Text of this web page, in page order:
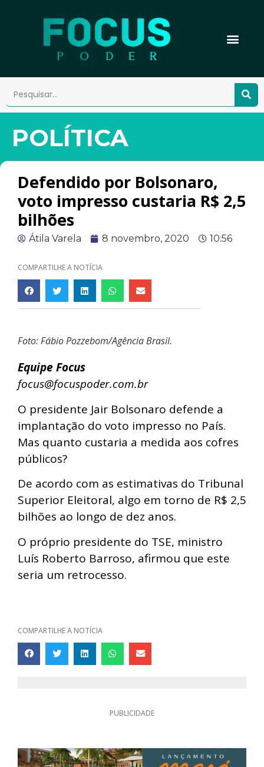
POLÍTICA
Defendido por Bolsonaro,
voto impresso custaria R$ 2,5
bilhões
Átila Varela 8 novembro, 2020 10:56
COMPARTILHE A NOTÍCIA
Foto: Fábio Pozzebom/Agência Brasil.
Equipe Focus
focus@focuspoder.com.br
O presidente Jair Bolsonaro defende a
implantação do voto impresso no País.
Mas quanto custaria a medida aos cofres
públicos?
De acordo com as estimativas do Tribunal
Superior Eleitoral, algo em torno de R$ 2,5
bilhões ao longo de dez anos.
O próprio presidente do TSE, ministro
Luís Roberto Barroso, afirmou que este
seria um retrocesso.
COMPARTILHE A NOTÍCIA
PUBLICIDADE